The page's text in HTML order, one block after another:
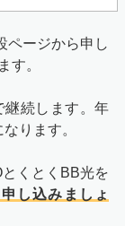
ページから申し
す。
継続します。年
ります。
くとくBB光を
し込みましょ